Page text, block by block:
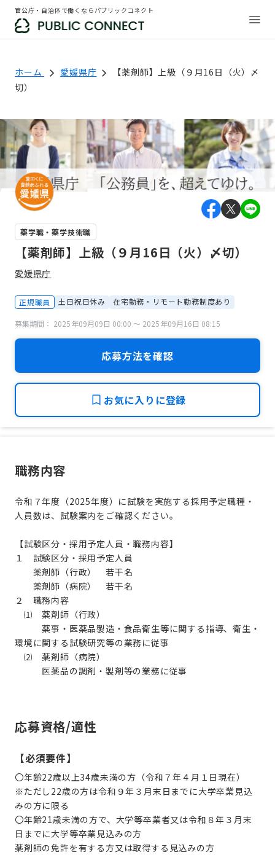
官公庁・自治体で働くならパブリックコネクト
ホーム 愛媛県庁
【薬剤師】上級（９月16日（火）〆
切）
薬学職・薬学技術職
【薬剤師】上級（９月16日（火）〆切）
愛媛県庁
正規職員 土日祝日休み 在宅勤務・リモート勤務制度あり
募集期間： 2025年09月09日 00:00 〜 2025年09月16日 08:15
応募方法を確認
お気に入りに登録
職務内容
令和７年度（2025年度）に試験を実施する採用予定職種・
人員数は、試験案内をご確認ください。
【試験区分・採用予定人員・職務内容】
１ 試験区分・採用予定人員
薬剤師（行政） 若干名
薬剤師（病院） 若干名
２ 職務内容
⑴ 薬剤師（行政）
薬事・医薬品製造・食品衛生等に関する指導、衛生・
環境に関する試験研究等の業務に従事
⑵ 薬剤師（病院）
医薬品の調剤・製剤等の業務に従事
応募資格/適性
【必須要件】
〇年齢22歳以上34歳未満の方（令和７年４月１日現在）
※ただし22歳の方は令和９年３月末日までに大学卒業見込
みの方に限る
〇年齢21歳未満の方で、大学等卒業者又は令和８年３月末
日までに大学等卒業見込みの方
薬剤師の免許を有する方又は取得する見込みの方